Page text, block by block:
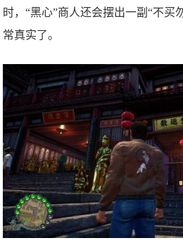
时，“黑心”商人还会摆出一副“不买
常真实了。